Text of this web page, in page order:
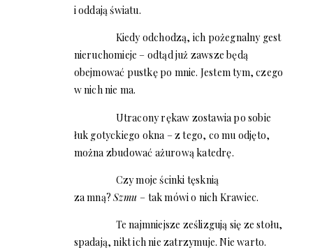
i oddają światu.
Kiedy odchodzą, ich pożegnalny gest
nieruchomieje – odtąd już zawsze będą
obejmować pustkę po mnie. Jestem tym, czego
w nich nie ma.
Utracony rękaw zostawia po sobie
łuk gotyckiego okna – z tego, co mu odjęto,
można zbudować ażurową katedrę.
Czy moje ścinki tęsknią
za mną?Szmu– tak mówi o nich Krawiec.
Te najmniejsze ześlizgują się ze stołu,
spadają, nikt ich nie zatrzymuje. Nie warto.